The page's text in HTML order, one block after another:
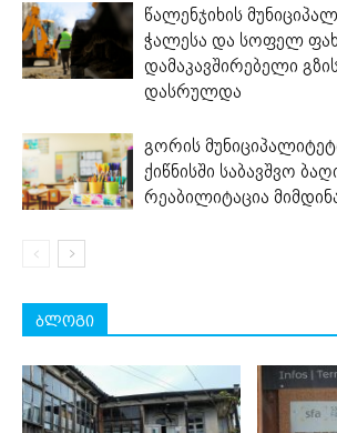
წალენჯიხის
ჭალესა და სოფელ
დამაკავშირებელი
დასრულდა
გორის
ქიწნისში საბავშვო
რეაბილიტაცია
ბლოგი